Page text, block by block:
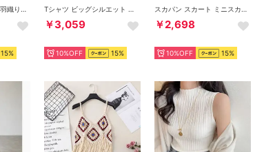
15%
￥3,059
10%OFF 15%
￥2,698
10%OFF 15%